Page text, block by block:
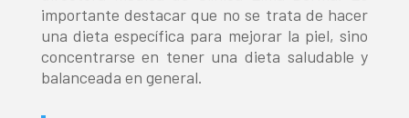
importante destacar que no se trata de hacer
una dieta específica para mejorar la piel, sino
concentrarse en tener una dieta saludable y
balanceada en general.